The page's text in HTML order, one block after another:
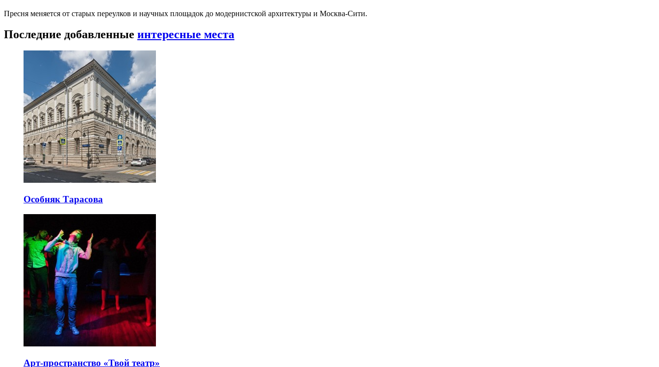
Пресня меняется от старых переулков и научных площадок до модернистской архитектуры и Москва-Сити.
Последние добавленные интересные места
Особняк Тарасова
Арт-пространство «Твой театр»